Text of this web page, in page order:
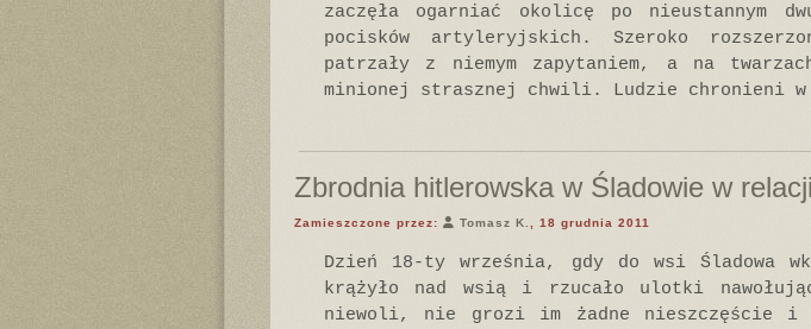
zaczęła ogarniać okolicę po nieustannym
pocisków artyleryjskich. Szeroko
patrzały z niemym zapytaniem, a na
minionej strasznej chwili. Ludzie chronieni
Zbrodnia hitlerowska w Śladowie w
Zamieszczone przez: Tomasz K. , 18 grudnia 2011
Dzień 18-ty września, gdy do wsi Śladowa
krążyło nad wsią i rzucało ulotki
niewoli, nie grozi im żadne nieszczęście i